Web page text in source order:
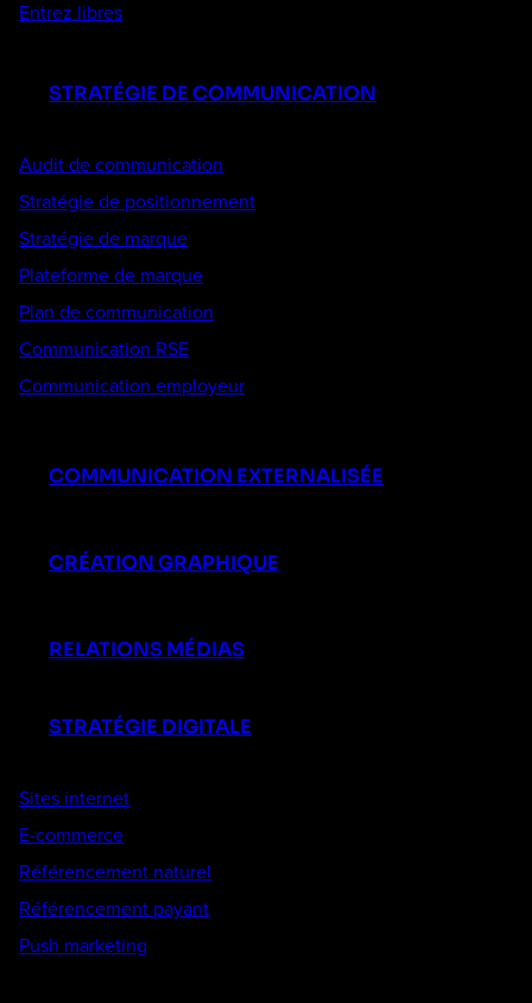
Entrez libres
STRATÉGIE DE COMMUNICATION
Audit de communication
Stratégie de positionnement
Stratégie de marque
Plateforme de marque
Plan de communication
Communication RSE
Communication employeur
COMMUNICATION EXTERNALISÉE
CRÉATION GRAPHIQUE
RELATIONS MÉDIAS
STRATÉGIE DIGITALE
Sites internet
E-commerce
Référencement naturel
Référencement payant
Push marketing